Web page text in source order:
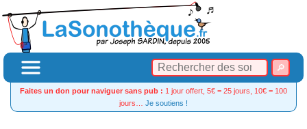
Faites un don pour naviguer sans pub : 1 jour offert, 5€ = 25 jours, 10€ = 100
jours… Je soutiens !